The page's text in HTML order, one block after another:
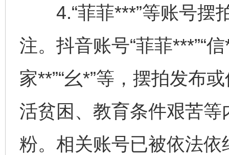
4.“菲菲***”等账号摆
注。抖音账号“菲菲***”“
家**”“幺*”等，摆拍发布
活贫困、教育条件艰苦
粉。相关账号已被依法